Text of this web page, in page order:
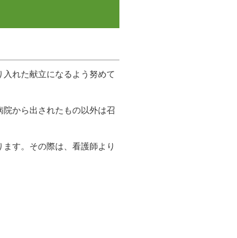
れた献立になるよう努めて
から出されたもの以外は召
す。その際は、看護師より